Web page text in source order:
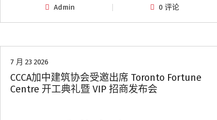
Admin 0 评论
7 月 23 2026
CCCA加中建筑协会受邀出席 Toronto Fortune
Centre 开工典礼暨 VIP 招商发布会